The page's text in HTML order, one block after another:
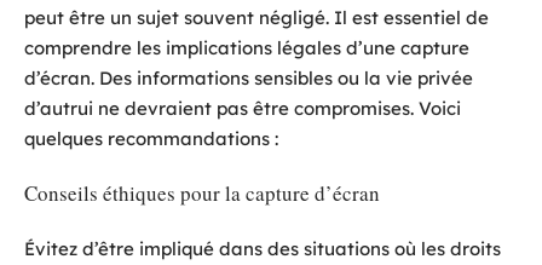
peut être un sujet souvent négligé. Il est essentiel de
comprendre les implications légales d’une capture
d’écran. Des informations sensibles ou la vie privée
d’autrui ne devraient pas être compromises. Voici
quelques recommandations :
Conseils éthiques pour la capture d’écran
Évitez d’être impliqué dans des situations où les droits